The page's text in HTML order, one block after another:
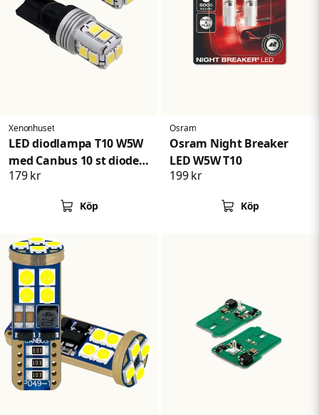
Xenonhuset
LED diodlampa T10 W5W
med Canbus 10 st dioder
xenonvit
179 kr
Köp
Osram
Osram Night Breaker
LED W5W T10
199 kr
Köp